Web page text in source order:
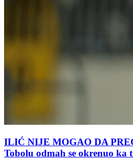
ILIĆ NIJE MOGAO DA
Tobolu odmah se okrenuo ka